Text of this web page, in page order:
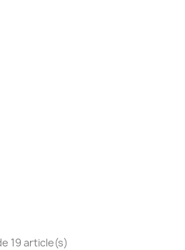
19 article(s)